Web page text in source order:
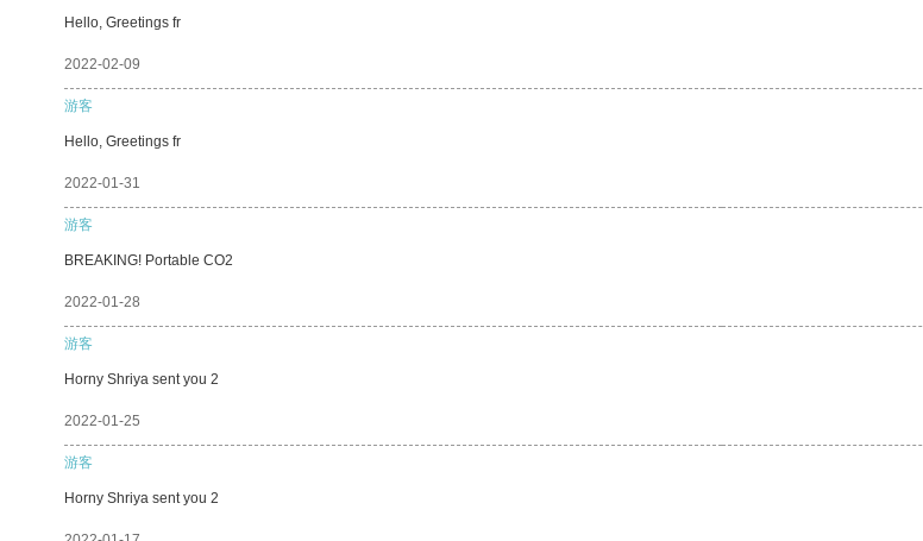
Hello, Greetings fr
2022-02-09
游客
Hello, Greetings fr
2022-01-31
游客
BREAKING! Portable CO2
2022-01-28
游客
Horny Shriya sent you 2
2022-01-25
游客
Horny Shriya sent you 2